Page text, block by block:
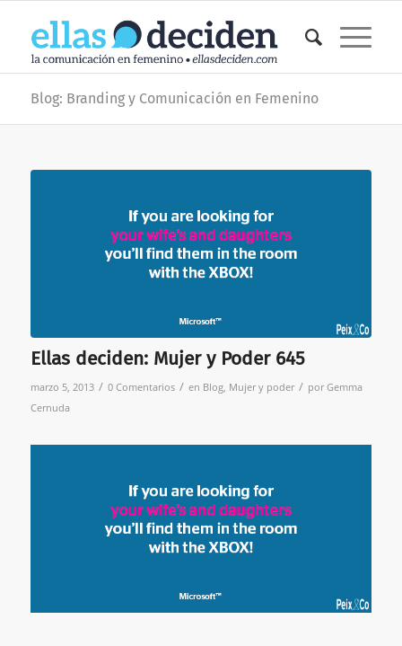
Blog: Branding y Comunicación en Femenino
Ellas deciden: Mujer y Poder 645
marzo 5, 2013 / 0 Comentarios / en Blog, Mujer y poder / porGemma
Cernuda